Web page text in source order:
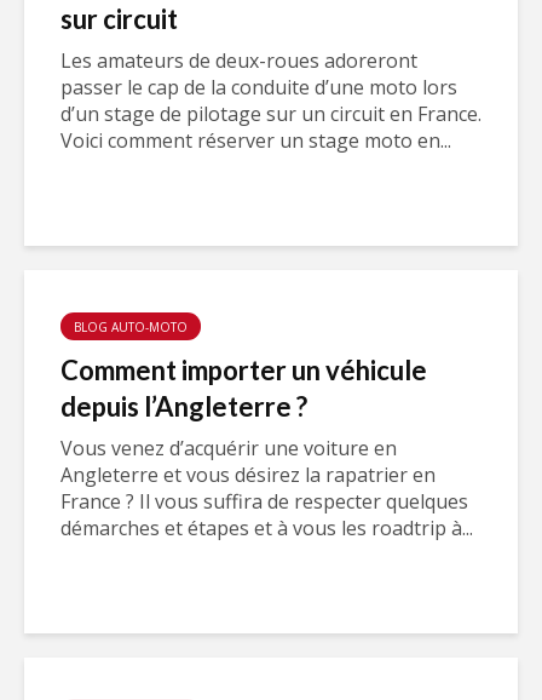
sur circuit
Les amateurs de deux-roues adoreront
passer le cap de la conduite d’une moto lors
d’un stage de pilotage sur un circuit en France.
Voici comment réserver un stage moto en...
BLOG AUTO-MOTO
Comment importer un véhicule
depuis l’Angleterre ?
Vous venez d’acquérir une voiture en
Angleterre et vous désirez la rapatrier en
France ? Il vous suffira de respecter quelques
démarches et étapes et à vous les roadtrip à...